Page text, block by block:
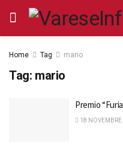
Home Tag mario
Tag: mario
Premio
18